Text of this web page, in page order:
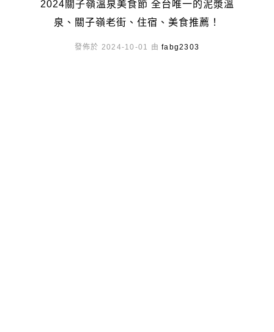
2024關子嶺溫泉美食節 全台唯一的泥漿溫
泉、關子嶺老街、住宿、美食推薦！
發佈於 2024-10-01 由fabg2303